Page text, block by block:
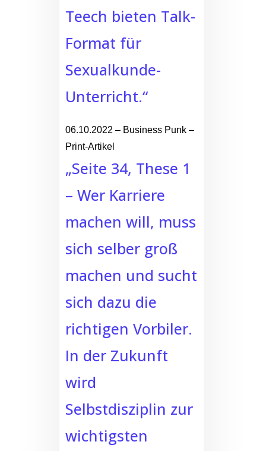
Teech bieten Talk-
Format für
Sexualkunde-
Unterricht.“
06.10.2022 – Business Punk –
Print-Artikel
„Seite 34, These 1
– Wer Karriere
machen will, muss
sich selber groß
machen und sucht
sich dazu die
richtigen Vorbiler.
In der Zukunft
wird
Selbstdisziplin zur
wichtigsten